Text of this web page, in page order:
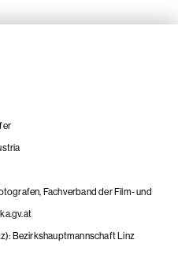
Fachverband der Film- und
Bezirkshauptmannschaft Linz